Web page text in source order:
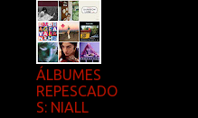
ÁLBUMES
REPESCADO
S: NIALL